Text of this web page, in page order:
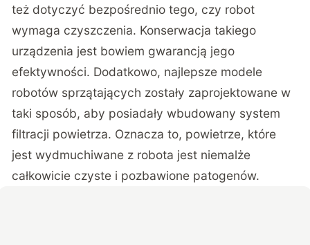
też dotyczyć bezpośrednio tego, czy robot
wymaga czyszczenia. Konserwacja takiego
urządzenia jest bowiem gwarancją jego
efektywności. Dodatkowo, najlepsze modele
robotów sprzątających zostały zaprojektowane w
taki sposób, aby posiadały wbudowany system
filtracji powietrza. Oznacza to, powietrze, które
jest wydmuchiwane z robota jest niemalże
całkowicie czyste i pozbawione patogenów.